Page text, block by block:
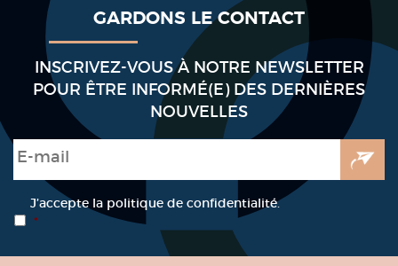
GARDONS LE CONTACT
INSCRIVEZ-VOUS À NOTRE NEWSLETTER
POUR ÊTRE INFORMÉ(E) DES DERNIÈRES
NOUVELLES
E-mail
RGPD *
J’accepte la politique de confidentialité.
*